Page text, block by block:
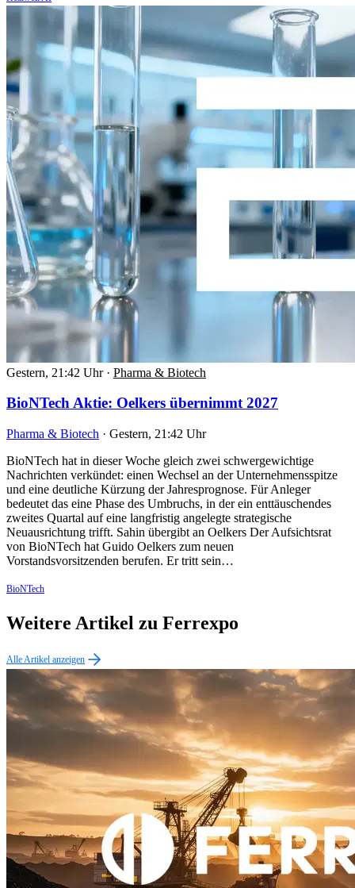
Gestern, 21:42 Uhr · Pharma & Biotech
BioNTech Aktie: Oelkers übernimmt 2027
Pharma & Biotech · Gestern, 21:42 Uhr
BioNTech hat in dieser Woche gleich zwei schwergewichtige
Nachrichten verkündet: einen Wechsel an der Unternehmensspitze
und eine deutliche Kürzung der Jahresprognose. Für Anleger
bedeutet das eine Phase des Umbruchs, in der ein enttäuschendes
zweites Quartal auf eine langfristig angelegte strategische
Neuausrichtung trifft. Sahin übergibt an Oelkers Der Aufsichtsrat
von BioNTech hat Guido Oelkers zum neuen
Vorstandsvorsitzenden berufen. Er tritt sein…
BioNTech
Weitere Artikel zu Ferrexpo
Alle Artikel anzeigen